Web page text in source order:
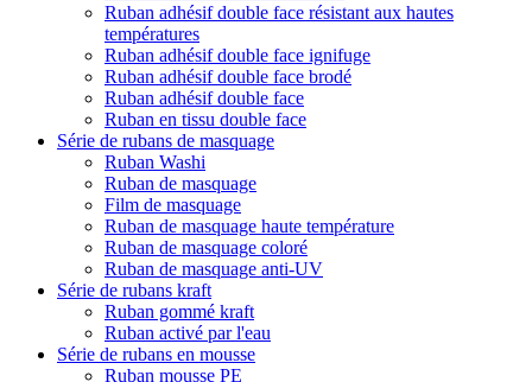
Ruban adhésif double face résistant aux hautes
températures
Ruban adhésif double face ignifuge
Ruban adhésif double face brodé
Ruban adhésif double face
Ruban en tissu double face
Série de rubans de masquage
Ruban Washi
Ruban de masquage
Film de masquage
Ruban de masquage haute température
Ruban de masquage coloré
Ruban de masquage anti-UV
Série de rubans kraft
Ruban gommé kraft
Ruban activé par l'eau
Série de rubans en mousse
Ruban mousse PE